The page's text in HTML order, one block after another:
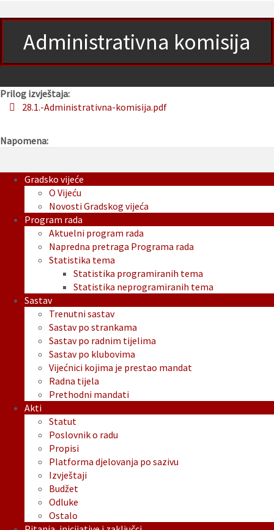
Administrativna komisija
Prilog izvještaja:
28.1.-Administrativna-komisija.pdf
Napomena:
Gradsko vijeće
O Vijeću
Novosti Gradskog vijeća
Program rada
Aktuelni program rada
Napredna pretraga Programa rada
Statistika tema
Statistika programiranih tema
Statistika neprogramiranih tema
Sastav
Trenutni sastav
Sastav po strankama
Sastav po radnim tijelima
Sastav po klubovima
Vijećnici kojima je prestao mandat
Radna tijela
Prethodni mandati
Akti
Statut
Poslovnik o radu
Propisi
Platforma djelovanja po sazivu
Izvještaji
Budžet
Odluke
Ostalo